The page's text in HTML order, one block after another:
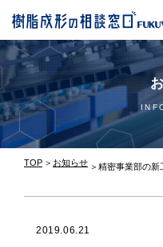
TOP お知らせ 精密事業部の新
2019.06.21